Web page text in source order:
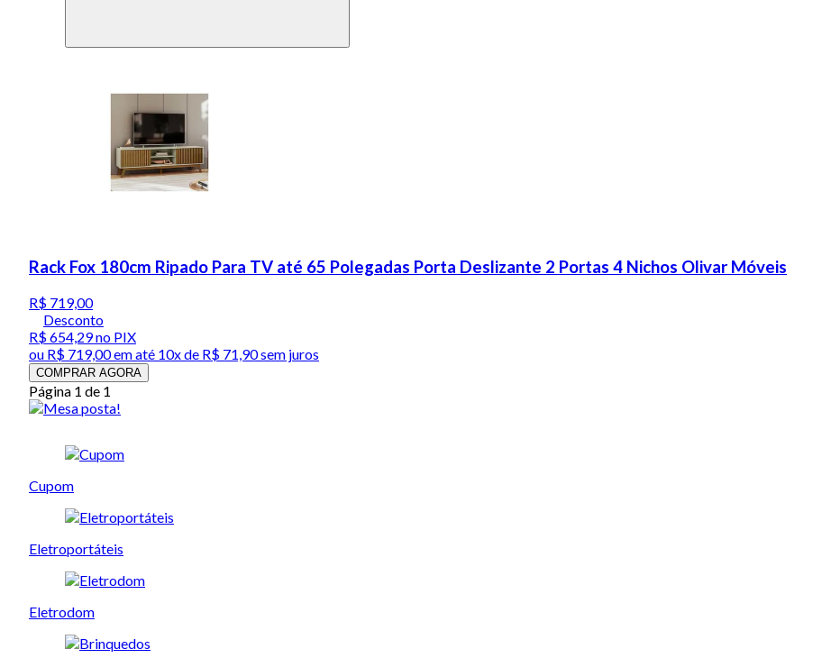
Rack Fox 180cm Ripado Para TV até 65 Polegadas Porta Deslizante 2 Portas 4 Nichos Olivar Móveis
R$ 719,00
Desconto
R$ 654,29no PIX
ou R$ 719,00em até 10x de R$ 71,90 sem juros
COMPRAR AGORA
Página 1 de 1
Cupom
Eletroportáteis
Eletrodom